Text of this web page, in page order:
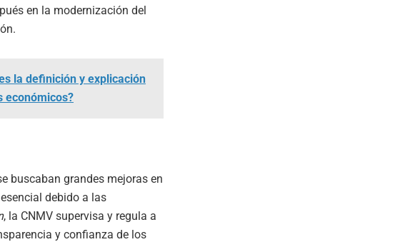
en la modernización del
la definición y explicación
económicos?
buscaban grandes mejoras en
debido a las
, la CNMV supervisa y regula a
y confianza de los